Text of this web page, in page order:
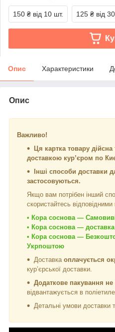
150 ₴ від 10 шт. 125 ₴ від
Опис Характеристики
Опис
Важливо!
Ця картка товару
доставкою кур’єром по
Інші способи доставки
застосовуються.
Якщо вам потрібен інший
скористайтесь відповідними
• Кора соснова —
• Кора соснова —
• Кора соснова —
Укрпоштою
Доставка оплачується
кур’єрської доставки.
Додаткове пакування не
відвантажується в
Детальні умови доставки